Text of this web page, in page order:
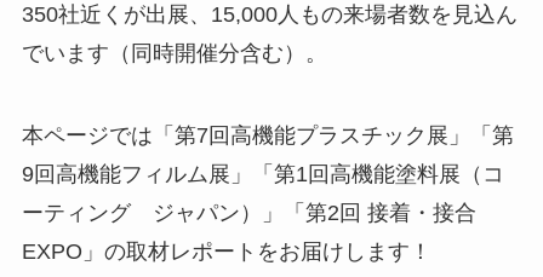
350社近くが出展、15,000人もの来場者数を見込ん
でいます（同時開催分含む）。
本ページでは「第7回高機能プラスチック展」「第
9回高機能フィルム展」「第1回高機能塗料展（コ
ーティング ジャパン）」「第2回 接着・接合
EXPO」の取材レポートをお届けします！